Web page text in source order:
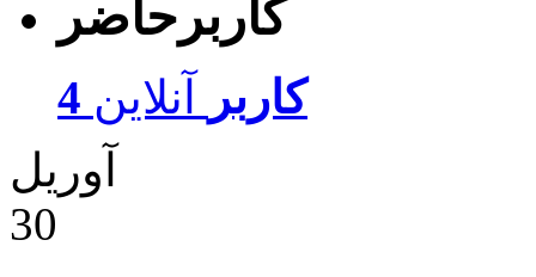
کاربرحاضر
4 کاربر
آنلاین
آوریل
30